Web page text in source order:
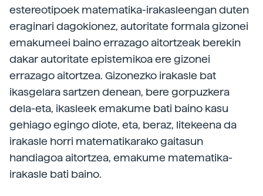
estereotipoek matematika-­irakasleengan duten
eraginari dagokionez, autoritate formala gizonei
emakumeei baino errazago aitortzeak berekin
dakar autoritate epistemikoa ere gizonei
errazago aitortzea. Gizonezko irakasle bat
ikasgelara sartzen denean, bere gorpuzkera
dela-­eta, ikasleek emakume bati baino kasu
gehiago egingo diote, eta, beraz, litekeena da
irakasle horri matematikarako gaitasun
handiagoa aitortzea, emakume matematika-
irakasle bati baino.